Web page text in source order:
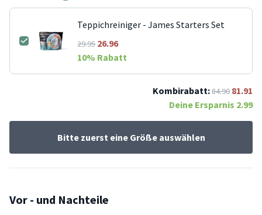
Teppichreiniger - James Starters Set
29.9526.96
10% Rabatt
Kombirabatt:84.90 81.91
Deine Ersparnis 2.99
Bitte zuerst eine Größe auswählen
Vor - und Nachteile